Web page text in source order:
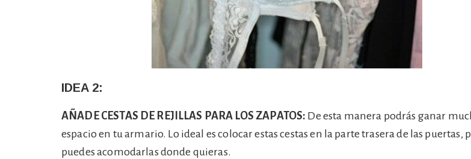
IDEA 2:
AÑADE CESTAS DE REJILLAS PARA LOS ZAPATOS: De esta manera podrás ganar
espacio en tu armario. Lo ideal es colocar estas cestas en la parte trasera de las puertas,
puedes acomodarlas donde quieras.